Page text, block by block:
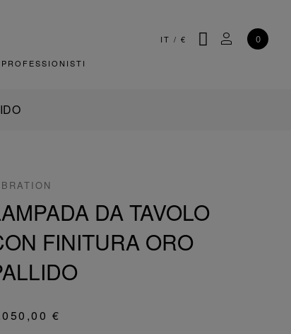
IT / € CERCAIL MIO
0
PROFESSIONISTI
DA TAVOLO
FINITURA ORO
€